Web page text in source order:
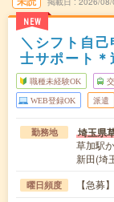
NEW
＼シフト自
士サポート＊
職種未経験OK
WEB登録OK 派遣
勤務地 埼玉県
草加駅
新田(埼
曜日頻度 【急募